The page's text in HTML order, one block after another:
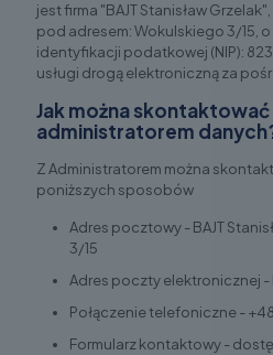
jest firma "BAJT Stanisław
pod adresem: Wokulskiego 3/15,
identyfikacji podatkowej (NIP):
usługi drogą elektroniczną za
Jak można skontaktować
administratorem
Z Administratorem można
poniższych sposobów
Adres pocztowy - BAJT
3/15
Adres poczty elektronicznej -
Połączenie telefoniczne - +48
Formularz kontaktowy -